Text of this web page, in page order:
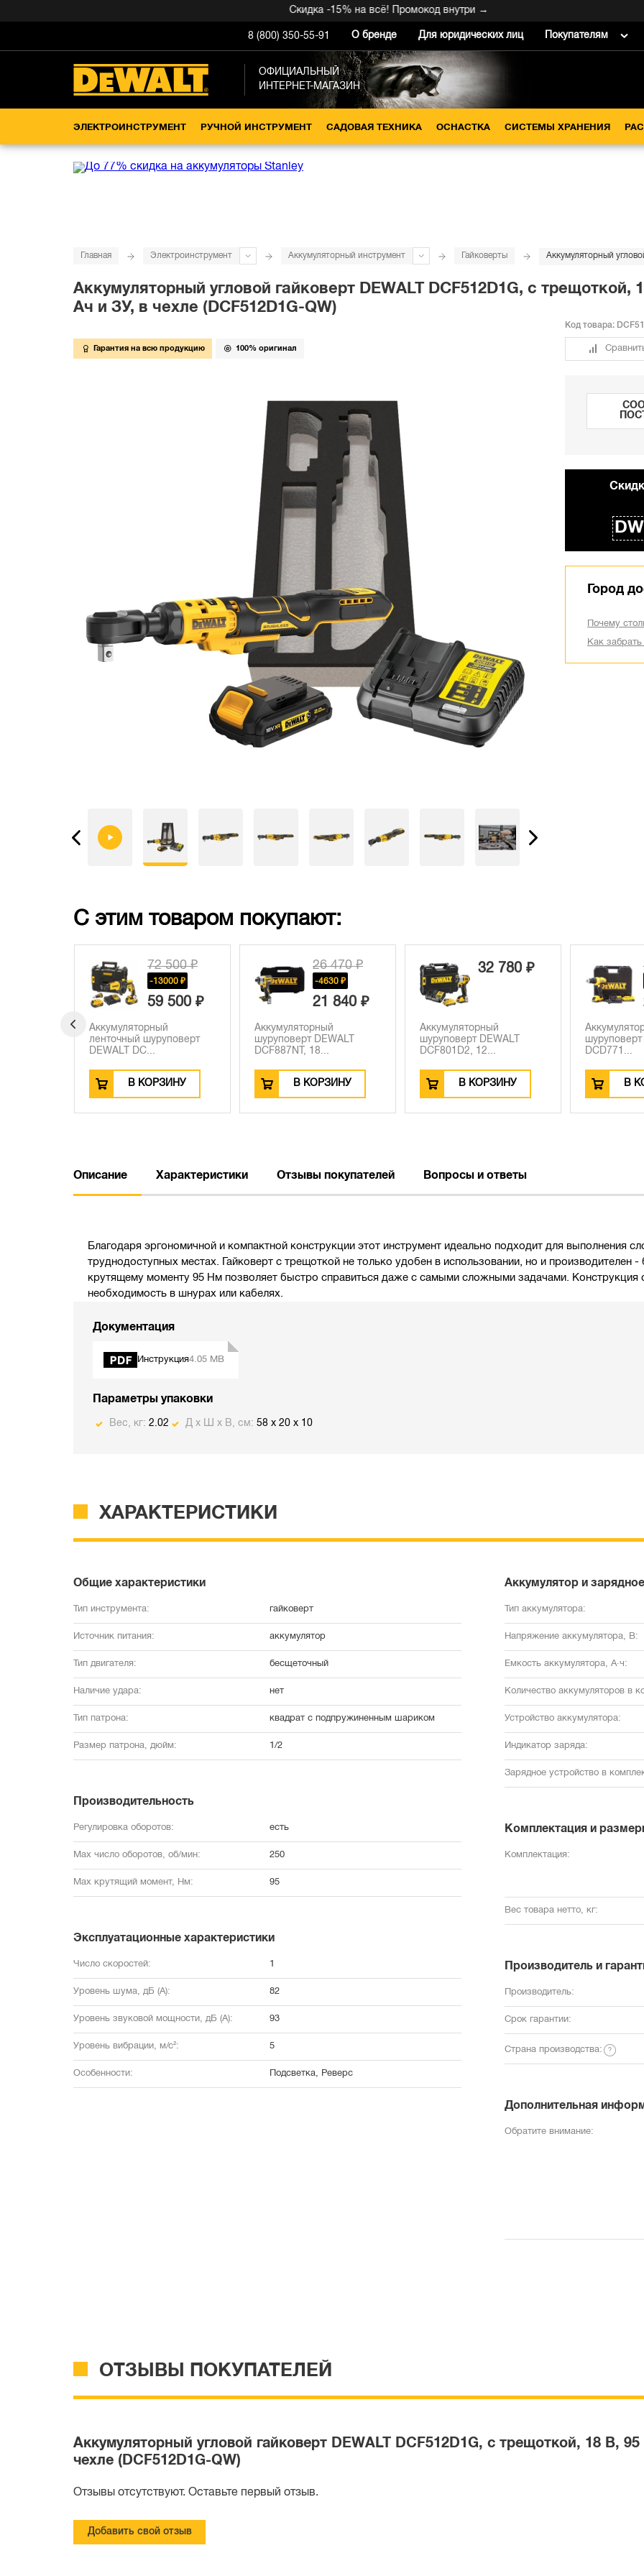
Скидка -15% на всё! Промокод внутри →
8 (800) 350-55-91 О бренде Для юридических лиц Покупателям
ОФИЦИАЛЬНЫЙ
ИНТЕРНЕТ-МАГАЗИН
ЭЛЕКТРОИНСТРУМЕНТ РУЧНОЙ ИНСТРУМЕНТ САДОВАЯ ТЕХНИКА ОСНАСТКА СИСТЕМЫ ХРАНЕНИЯ
Главная Электроинструмент Аккумуляторный инструмент Гайковерты
Аккумуляторный угловой гайковерт DEWALT DCF512D1G, с
Ач и ЗУ, в чехле (DCF512D1G-QW)
Гарантия на всю продукцию 100% оригинал
Код товара:
Город
Почему
Как
С этим товаром покупают:
72 500 ₽
-13000 ₽
59 500 ₽
Аккумуляторный
ленточный шуруповерт
DEWALT DC...
В КОРЗИНУ
26 470 ₽
-4630 ₽
21 840 ₽
Аккумуляторный
шуруповерт DEWALT
DCF887NT, 18...
В КОРЗИНУ
32 780 ₽
Аккумуляторный
шуруповерт DEWALT
DCF801D2, 12...
В КОРЗИНУ
шуруповерт
DCD771...
В
Описание Характеристики Отзывы покупателей Вопросы и ответы
Благодаря эргономичной и компактной конструкции этот инструмент идеально подходит для выполнения
труднодоступных местах. Гайковерт с трещоткой не только удобен в использовании, но и производителен
крутящему моменту 95 Нм позволяет быстро справиться даже с самыми сложными задачами. Конструкция
необходимость в шнурах или кабелях.
Документация
Инструкция4.05 MB
Параметры упаковки
Вес, кг: 2.02 Д х Ш х В, см: 58 x 20 x 10
ХАРАКТЕРИСТИКИ
Общие характеристики
Тип инструмента: гайковерт
Источник питания: аккумулятор
Тип двигателя: бесщеточный
Наличие удара: нет
Тип патрона: квадрат с подпружиненным шариком
Размер патрона, дюйм: 1/2
Производительность
Регулировка оборотов: есть
Max число оборотов, об/мин: 250
Max крутящий момент, Нм: 95
Эксплуатационные характеристики
Число скоростей: 1
Уровень шума, дБ (А): 82
Уровень звуковой мощности, дБ (А): 93
Уровень вибрации, м/с²: 5
Особенности: Подсветка, Реверс
Аккумулятор и
Тип аккумулятора:
Напряжение аккумулятора, В:
Емкость аккумулятора, А·ч:
Количество аккумуляторов в
Устройство аккумулятора:
Индикатор заряда:
Зарядное устройство в
Комплектация и
Комплектация:
Вес товара нетто, кг:
Производитель и
Производитель:
Срок гарантии:
Страна производства:
Дополнительная
Обратите внимание:
ОТЗЫВЫ ПОКУПАТЕЛЕЙ
Аккумуляторный угловой гайковерт DEWALT DCF512D1G, с трещоткой, 18 В,
чехле (DCF512D1G-QW)
Отзывы отсутствуют. Оставьте первый отзыв.
Добавить свой отзыв